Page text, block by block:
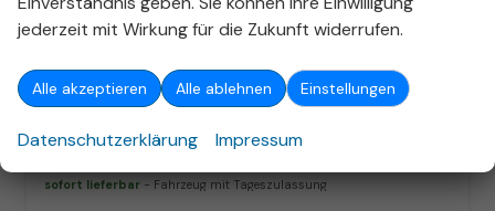
ab 169,– € mtl.
Peugeot 2008
sofort lieferbar Fahrzeug mit Tageszulassung
jederzeit mit Wirkung für die Zukunft widerrufen.
Alle akzeptieren Alle ablehnen Einstellungen
Datenschutzerklärung Impressum